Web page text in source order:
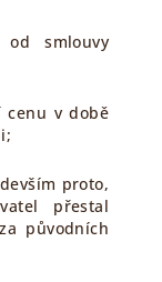
od smlouvy
v době
proto,
přestal
původních